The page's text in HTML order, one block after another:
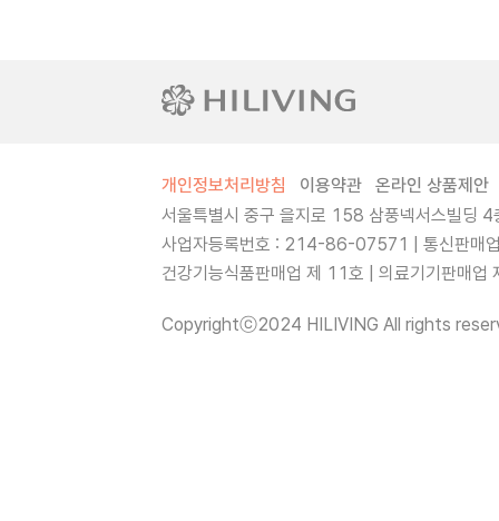
개인정보처리방침 이용약관
온라인 상품제안
서울특별시 중구 을지로 158 삼풍넥서스빌딩
사업자등록번호 : 214-86-07571 | 통신판매
건강기능식품판매업 제 11호 | 의료기기판매
Copyrightⓒ2024 HILIVING All rights